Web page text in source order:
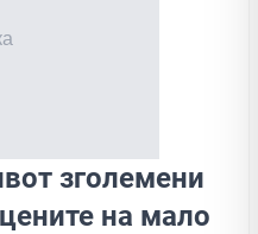
зголемени
на мало